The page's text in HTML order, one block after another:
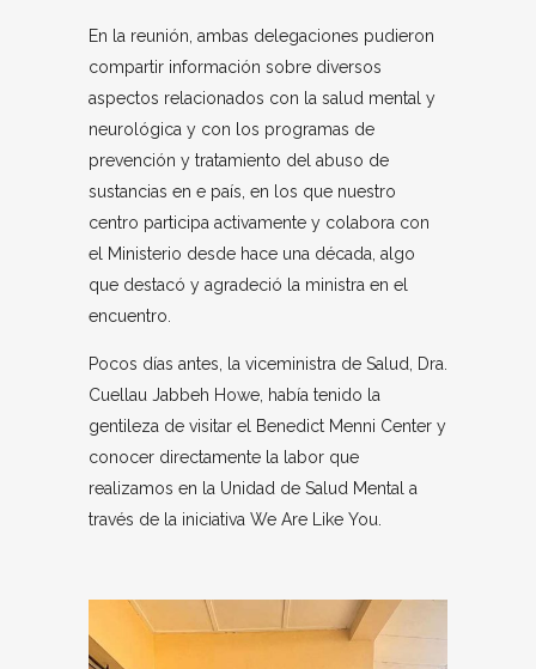
En la reunión, ambas delegaciones pudieron
compartir información sobre diversos
aspectos relacionados con la salud mental y
neurológica y con los programas de
prevención y tratamiento del abuso de
sustancias en e país, en los que nuestro
centro participa activamente y colabora con
el Ministerio desde hace una década, algo
que destacó y agradeció la ministra en el
encuentro.
Pocos días antes, la viceministra de Salud, Dra.
Cuellau Jabbeh Howe, había tenido la
gentileza de visitar el Benedict Menni Center y
conocer directamente la labor que
realizamos en la Unidad de Salud Mental a
través de la iniciativa We Are Like You.